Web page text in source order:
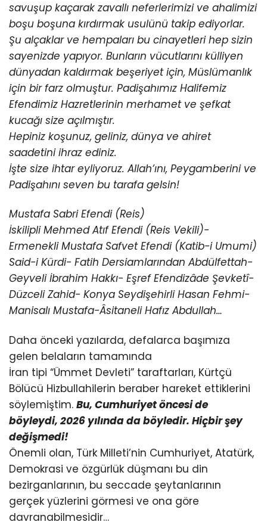
savuşup kaçarak zavallı neferlerimizi ve ahalimizi
boşu boşuna kırdırmak usulünü takip ediyorlar.
Şu alçaklar ve hempaları bu cinayetleri hep sizin
sayenizde yapıyor. Bunların vücutlarını külliyen
dünyadan kaldırmak beşeriyet için, Müslümanlık
için bir farz olmuştur. Padişahımız Halifemiz
Efendimiz Hazretlerinin merhamet ve şefkat
kucağı size açılmıştır.
Hepiniz koşunuz, geliniz, dünya ve ahiret
saadetini ihraz ediniz.
İşte size ihtar eyliyoruz. Allah’ını, Peygamberini ve
Padişahını seven bu tarafa gelsin!
Mustafa Sabri Efendi (Reis)
İskilipli Mehmed Atıf Efendi (Reis Vekili)-
Ermenekli Mustafa Safvet Efendi (Katib-i Umumi)
Said-i Kürdi- Fatih Dersiamlarından Abdülfettah-
Geyveli İbrahim Hakkı- Eşref Efendizâde Şevketî-
Düzceli Zahid- Konya Seydişehirli Hasan Fehmi-
Manisalı Mustafa-Âsitaneli Hafız Abdullah…
Daha önceki yazılarda, defalarca başımıza
gelen belaların tamamında
İran tipi “Ümmet Devleti” taraftarları, Kürtçü
Bölücü Hizbullahilerin beraber hareket ettiklerini
söylemiştim. Bu, Cumhuriyet öncesi de
böyleydi, 2026 yılında da böyledir. Hiçbir şey
değişmedi!
Önemli olan, Türk Milleti’nin Cumhuriyet, Atatürk,
Demokrasi ve özgürlük düşmanı bu din
bezirganlarının, bu seccade şeytanlarının
gerçek yüzlerini görmesi ve ona göre
davranabilmesidir…